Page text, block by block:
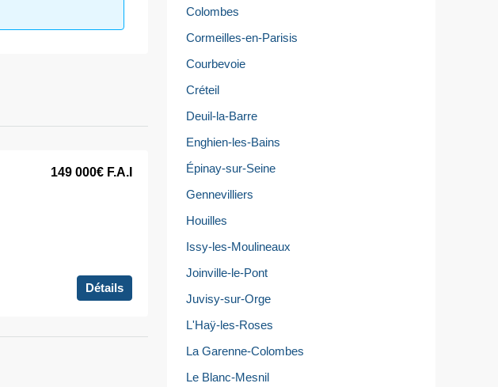
149 000€ F.A.I
Détails
Colombes
Cormeilles-en-Parisis
Courbevoie
Créteil
Deuil-la-Barre
Enghien-les-Bains
Épinay-sur-Seine
Gennevilliers
Houilles
Issy-les-Moulineaux
Joinville-le-Pont
Juvisy-sur-Orge
L'Haÿ-les-Roses
La Garenne-Colombes
Le Blanc-Mesnil